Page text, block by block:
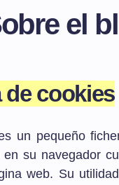
el
de cookies
un pequeño
en su navegador
web. Su